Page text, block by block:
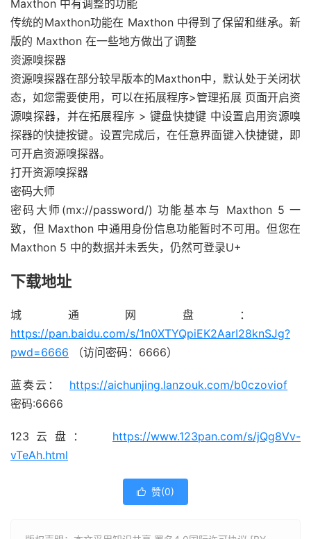
Maxthon 中有调整的功能
传统的Maxthon功能在 Maxthon 中得到了保留和继承。新
版的 Maxthon 在一些地方做出了调整
资源嗅探器
资源嗅探器在部分较早版本的Maxthon中，默认处于关闭状
态，如您需要使用，可以在拓展程序>管理拓展 页面开启资
源嗅探器，并在拓展程序 > 键盘快捷键 中设置启用资源嗅
探器的快捷按键。设置完成后，在任意界面键入快捷键，即
可开启资源嗅探器。
打开资源嗅探器
密码大师
密码大师(mx://password/) 功能基本与 Maxthon 5 一
致，但 Maxthon 中通用身份信息功能暂时不可用。但您在
Maxthon 5 中的数据并未丢失，仍然可登录U+
下载地址
城通网盘：
https://pan.baidu.com/s/1n0XTYQpiEK2AarI28knSJg?
pwd=6666 （访问密码：6666）
蓝奏云： https://aichunjing.lanzouk.com/b0czoviof
密码:6666
123云盘： https://www.123pan.com/s/jQg8Vv-
vTeAh.html
 赞(0)